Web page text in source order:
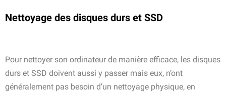
Nettoyage des disques durs et SSD
Pour nettoyer son ordinateur de manière efficace, les disques
durs et SSD doivent aussi y passer mais eux, n’ont
généralement pas besoin d’un nettoyage physique, en